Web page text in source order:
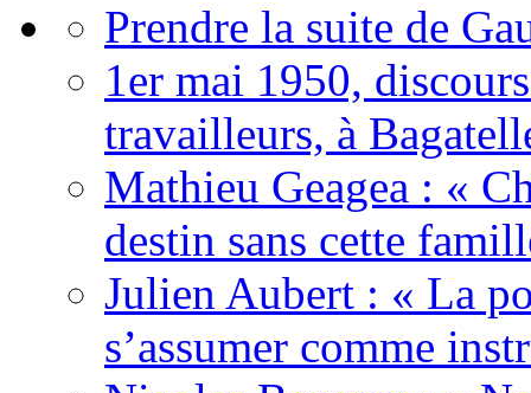
Prendre la suite de
1er mai 1950,
travailleurs, à
Mathieu Geagea : «
destin sans cette
Julien Aubert : « La
s’assumer comme